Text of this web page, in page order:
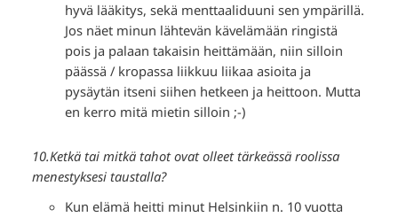
hyvä lääkitys, sekä menttaaliduuni sen ympärillä.
Jos näet minun lähtevän kävelämään ringistä
pois ja palaan takaisin heittämään, niin silloin
päässä / kropassa liikkuu liikaa asioita ja
pysäytän itseni siihen hetkeen ja heittoon. Mutta
en kerro mitä mietin silloin ;-)
10.Ketkä tai mitkä tahot ovat olleet tärkeässä roolissa
menestyksesi taustalla?
Kun elämä heitti minut Helsinkiin n. 10 vuotta